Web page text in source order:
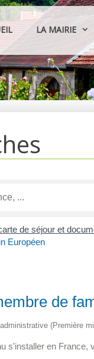
LA MAIRIE
de séjour et
Européen
de
(Première
s'installer en France,